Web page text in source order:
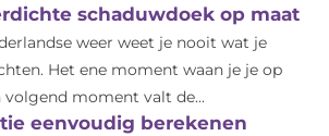
schaduwdoek op maat
weer weet je nooit wat je
Het ene moment waan je je op
volgend moment valt de...
eenvoudig berekenen